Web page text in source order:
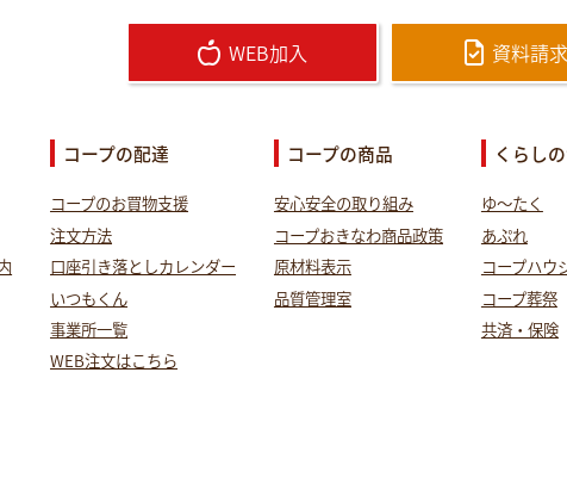
WEB加入 資料請求
コープの配達
コープのお買物支援
注文方法
口座引き落としカレンダー
いつもくん
事業所一覧
WEB注文はこちら
コープの商品
安心安全の取り組み
コープおきなわ商品政策
原材料表示
品質管理室
くらし
ゆ～たく
あぷれ
コープハウ
コープ葬祭
共済・保険